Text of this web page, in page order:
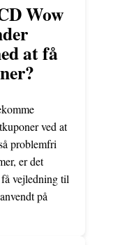
Wow
at få
ved at
problemfri
er det
vejledning til
på